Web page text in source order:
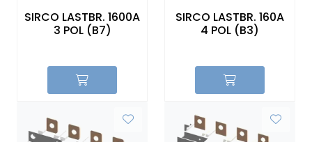
SIRCO LASTBR. 1600A
3 POL (B7)
SIRCO LASTBR. 160A
4 POL (B3)